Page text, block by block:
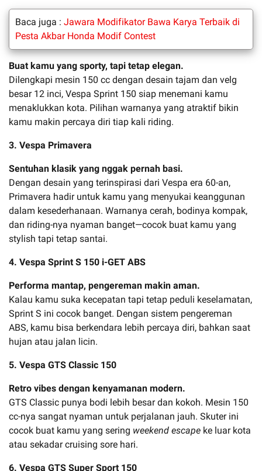
Baca juga : Jawara Modifikator Bawa Karya Terbaik di
Pesta Akbar Honda Modif Contest
Buat kamu yang sporty, tapi tetap elegan.
Dilengkapi mesin 150 cc dengan desain tajam dan velg
besar 12 inci, Vespa Sprint 150 siap menemani kamu
menaklukkan kota. Pilihan warnanya yang atraktif bikin
kamu makin percaya diri tiap kali riding.
3. Vespa Primavera
Sentuhan klasik yang nggak pernah basi.
Dengan desain yang terinspirasi dari Vespa era 60-an,
Primavera hadir untuk kamu yang menyukai keanggunan
dalam kesederhanaan. Warnanya cerah, bodinya kompak,
dan riding-nya nyaman banget—cocok buat kamu yang
stylish tapi tetap santai.
4. Vespa Sprint S 150 i-GET ABS
Performa mantap, pengereman makin aman.
Kalau kamu suka kecepatan tapi tetap peduli keselamatan,
Sprint S ini cocok banget. Dengan sistem pengereman
ABS, kamu bisa berkendara lebih percaya diri, bahkan saat
hujan atau jalan licin.
5. Vespa GTS Classic 150
Retro vibes dengan kenyamanan modern.
GTS Classic punya bodi lebih besar dan kokoh. Mesin 150
cc-nya sangat nyaman untuk perjalanan jauh. Skuter ini
cocok buat kamu yang sering weekend escape ke luar kota
atau sekadar cruising sore hari.
6. Vespa GTS Super Sport 150